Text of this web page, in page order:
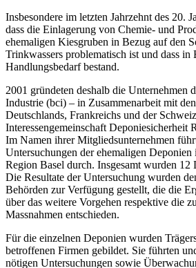
Insbesondere im letzten Jahrzehnt des 20.
dass die Einlagerung von Chemie- und
ehemaligen Kiesgruben in Bezug auf den
Trinkwassers problematisch ist und dass in
Handlungsbedarf bestand.
2001 gründeten deshalb die Unternehmen
Industrie (bci) – in Zusammenarbeit mit
Deutschlands, Frankreichs und der
Interessengemeinschaft Deponiesicherheit
Im Namen ihrer Mitgliedsunternehmen
Untersuchungen der ehemaligen Deponien
Region Basel durch. Insgesamt wurden 12
Die Resultate der Untersuchung wurden
Behörden zur Verfügung gestellt, die die
über das weitere Vorgehen respektive die
Massnahmen entschieden.
Für die einzelnen Deponien wurden
betroffenen Firmen gebildet. Sie führten
nötigen Untersuchungen sowie